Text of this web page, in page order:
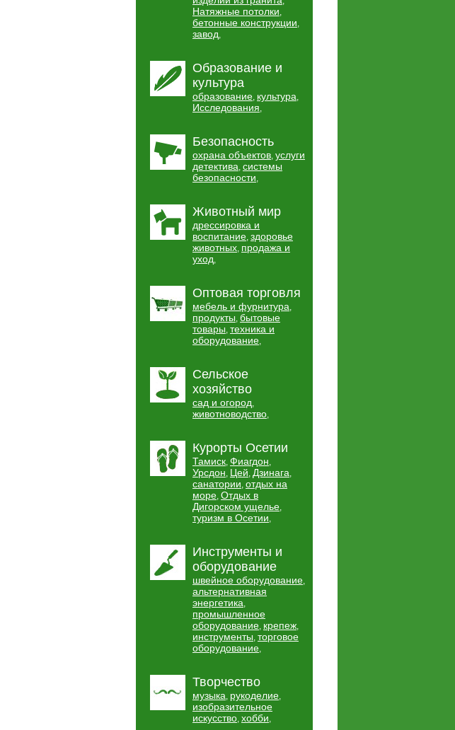
Натяжные потолки,
бетонные конструкции,
завод,
Образование и
культура
образование, культура,
Исследования,
Безопасность
охрана объектов, услуги
детектива, системы
безопасности,
Животный мир
дрессировка и
воспитание, здоровье
животных, продажа и
уход,
Оптовая торговля
мебель и фурнитура,
продукты, бытовые
товары, техника и
оборудование,
Сельское
хозяйство
сад и огород,
животноводство,
Курорты Осетии
Тамиск, Фиагдон,
Урсдон, Цей, Дзинага,
санатории, отдых на
море, Отдых в
Дигорском ущелье,
туризм в Осетии,
Инструменты и
оборудование
швейное оборудование,
альтернативная
энергетика,
промышленное
оборудование, крепеж,
инструменты, торговое
оборудование,
Творчество
музыка, рукоделие,
изобразительное
искусство, хобби,